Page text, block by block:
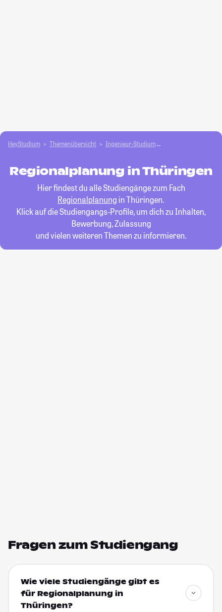
HeyStudium Themenübersicht Ingenieur-Studium
Regionalplanung in Thüringen
Hier findest du alle Studiengänge zum Fach
Regionalplanung in Thüringen.
Klick auf die Studiengangs-Profile, um dich zu Inhalten,
Bewerbung, Zulassung
und vielen weiteren Themen zu informieren.
Fragen zum Studiengang
Wie viele Studiengänge gibt es
für Regionalplanung in
Thüringen?